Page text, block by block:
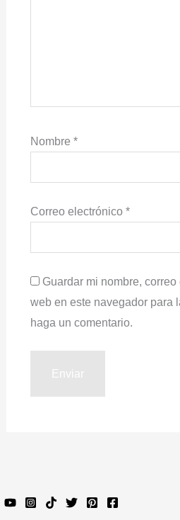
Nombre *
Correo electrónico *
Guardar mi nombre,
web en este navegador para
haga un comentario.